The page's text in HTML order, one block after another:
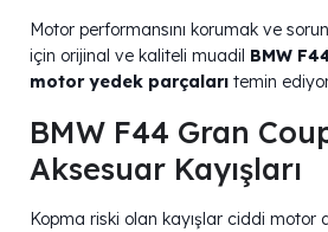
Motor performansını korumak ve
için orijinal ve kaliteli muadil BMW
motor yedek parçaları temin
BMW F44 Gran
Aksesuar Kayışları
Kopma riski olan kayışlar ciddi motor